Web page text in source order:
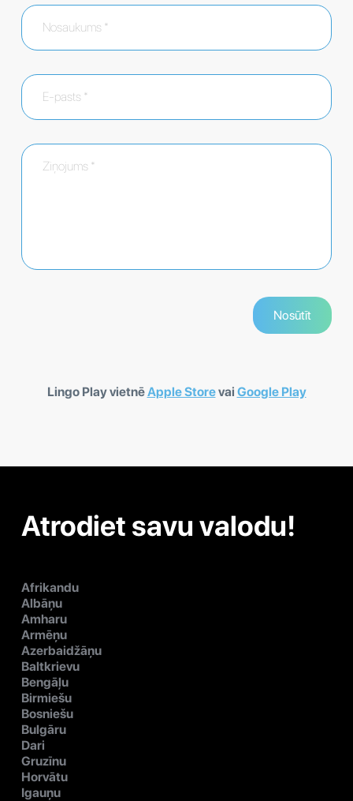
Lingo Play vietnēApple Storevai Google Play
Atrodiet savu valodu!
Afrikandu
Albāņu
Amharu
Armēņu
Azerbaidžāņu
Baltkrievu
Bengāļu
Birmiešu
Bosniešu
Bulgāru
Dari
Gruzīnu
Horvātu
Igauņu